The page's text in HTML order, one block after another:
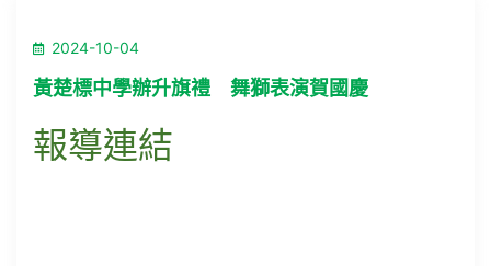
2024-10-04
黃楚標中學辦升旗禮 舞獅表演賀國慶
報導連結